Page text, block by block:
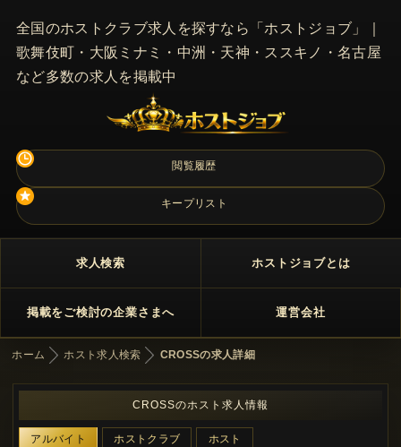
全国のホストクラブ求人を探すなら「ホストジョブ」｜
歌舞伎町・大阪ミナミ・中洲・天神・ススキノ・名古屋
など多数の求人を掲載中
閲覧履歴
キープリスト
求人検索 ホストジョブとは
掲載をご検討の企業さまへ 運営会社
ホーム ホスト求人検索 CROSSの求人詳細
CROSSのホスト求人情報
アルバイト ホストクラブ ホスト